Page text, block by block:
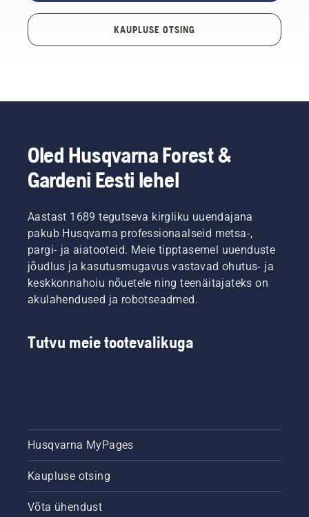
KAUPLUSE OTSING
Oled Husqvarna Forest &
Gardeni Eesti lehel
Aastast 1689 tegutseva kirgliku uuendajana
pakub Husqvarna professionaalseid metsa-,
pargi- ja aiatooteid. Meie tipptasemel uuenduste
jõudlus ja kasutusmugavus vastavad ohutus- ja
keskkonnahoiu nõuetele ning teenäitajateks on
akulahendused ja robotseadmed.
Tutvu meie tootevalikuga
Husqvarna MyPages
Kaupluse otsing
Võta ühendust